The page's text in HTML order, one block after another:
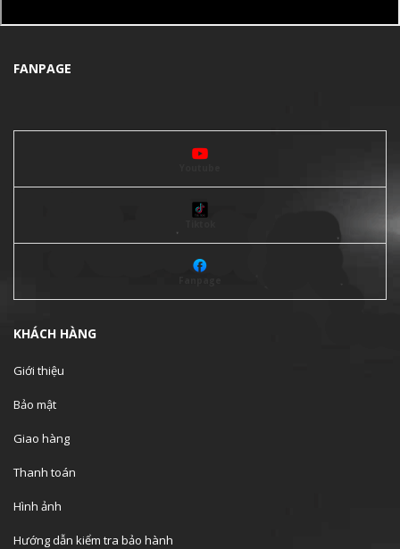
FANPAGE
KHÁCH HÀNG
Giới thiệu
Bảo mật
Giao hàng
Thanh toán
Hình ảnh
Hướng dẫn kiểm tra bảo hành